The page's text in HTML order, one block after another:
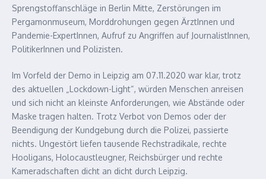
Sprengstoffanschläge in Berlin Mitte, Zerstörungen im
Pergamonmuseum, Morddrohungen gegen ÄrztInnen und
Pandemie-ExpertInnen, Aufruf zu Angriffen auf JournalistInnen,
PolitikerInnen und Polizisten.
Im Vorfeld der Demo in Leipzig am 07.11.2020 war klar, trotz
des aktuellen „Lockdown-Light“, würden Menschen anreisen
und sich nicht an kleinste Anforderungen, wie Abstände oder
Maske tragen halten. Trotz Verbot von Demos oder der
Beendigung der Kundgebung durch die Polizei, passierte
nichts. Ungestört liefen tausende Rechstradikale, rechte
Hooligans, Holocaustleugner, Reichsbürger und rechte
Kameradschaften dicht an dicht durch Leipzig.